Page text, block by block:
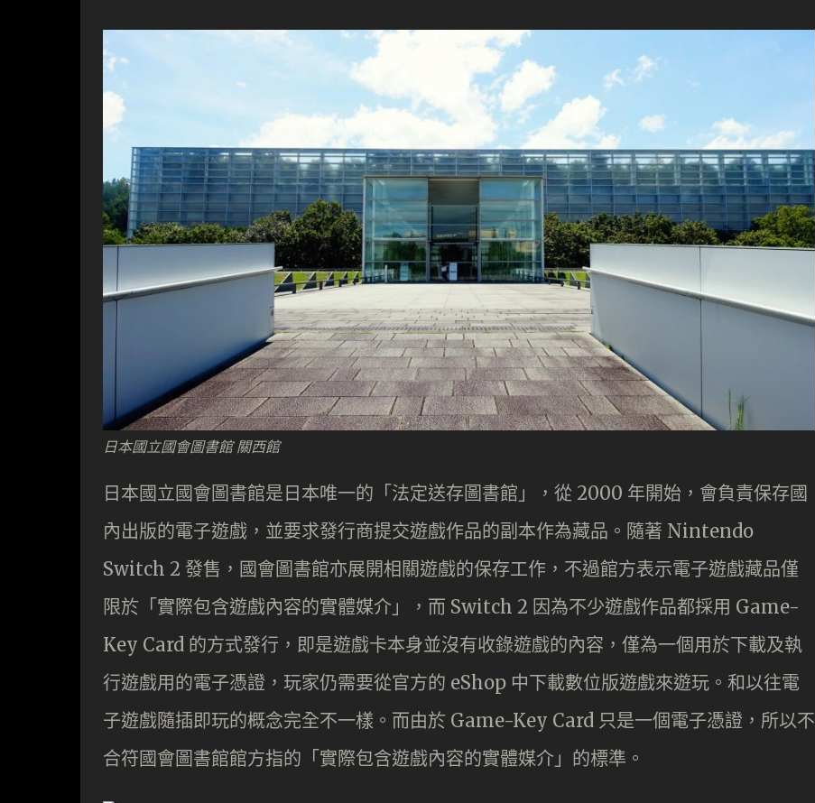
日本國立國會圖書館 關西館
日本國立國會圖書館是日本唯一的「法定送存圖書館」，從 2000 年開始，會負責保存國
內出版的電子遊戲，並要求發行商提交遊戲作品的副本作為藏品。隨著 Nintendo
Switch 2 發售，國會圖書館亦展開相關遊戲的保存工作，不過館方表示電子遊戲藏品僅
限於「實際包含遊戲內容的實體媒介」，而 Switch 2 因為不少遊戲作品都採用 Game-
Key Card 的方式發行，即是遊戲卡本身並沒有收錄遊戲的內容，僅為一個用於下載及執
行遊戲用的電子憑證，玩家仍需要從官方的 eShop 中下載數位版遊戲來遊玩。和以往電
子遊戲隨插即玩的概念完全不一樣。而由於 Game-Key Card 只是一個電子憑證，所以不
合符國會圖書館館方指的「實際包含遊戲內容的實體媒介」的標準。